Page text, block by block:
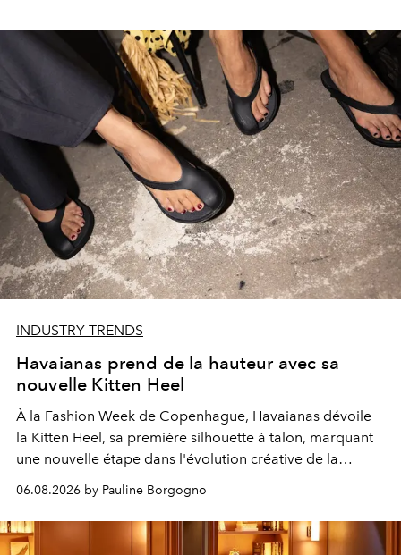
INDUSTRY TRENDS
Havaianas prend de la hauteur avec sa
nouvelle Kitten Heel
À la Fashion Week de Copenhague, Havaianas dévoile
la Kitten Heel, sa première silhouette à talon, marquant
une nouvelle étape dans l'évolution créative de la
06.08.2026 by Pauline Borgogno